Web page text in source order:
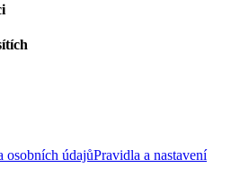
osobních údajůPravidla a nastavení